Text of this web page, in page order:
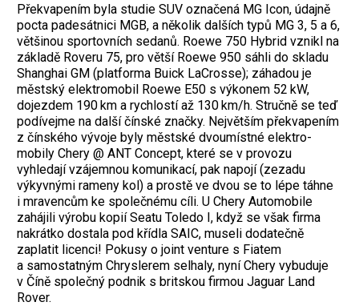
Překvapením byla studie SUV označená MG Icon, údajně
pocta padesátnici MGB, a několik dalších typů MG 3, 5 a 6,
většinou sportovních sedanů. Roewe 750 Hybrid vznikl na
základě Roveru 75, pro větší Roewe 950 sáhli do skladu
Shanghai GM (platforma ­Buick LaCrosse); záhadou je
městský elektromobil Roewe E50 s výkonem 52 kW,
dojezdem 190 km a rychlostí až 130 km/h. Stručně se teď
podívejme na další čínské značky. Největším překvapením
z čínského vývoje byly městské dvoumístné elektro­
mobily Chery @ ANT Concept, které se v provozu
vyhledají vzájemnou komunikací, pak napojí (zezadu
výkyvnými rameny kol) a prostě ve dvou se to lépe táhne
i mravencům ke společnému cíli. U Chery Automo­bile
zahájili výrobu kopií Seatu Toledo I, když se však firma
nakrátko dostala pod ­křídla SAIC, museli dodatečně
zaplatit licenci! Pokusy o joint venture s Fiatem
a samostatným Chryslerem selhaly, nyní Chery ­vybuduje
v Číně společný podnik s britskou firmou Jaguar Land
Rover.